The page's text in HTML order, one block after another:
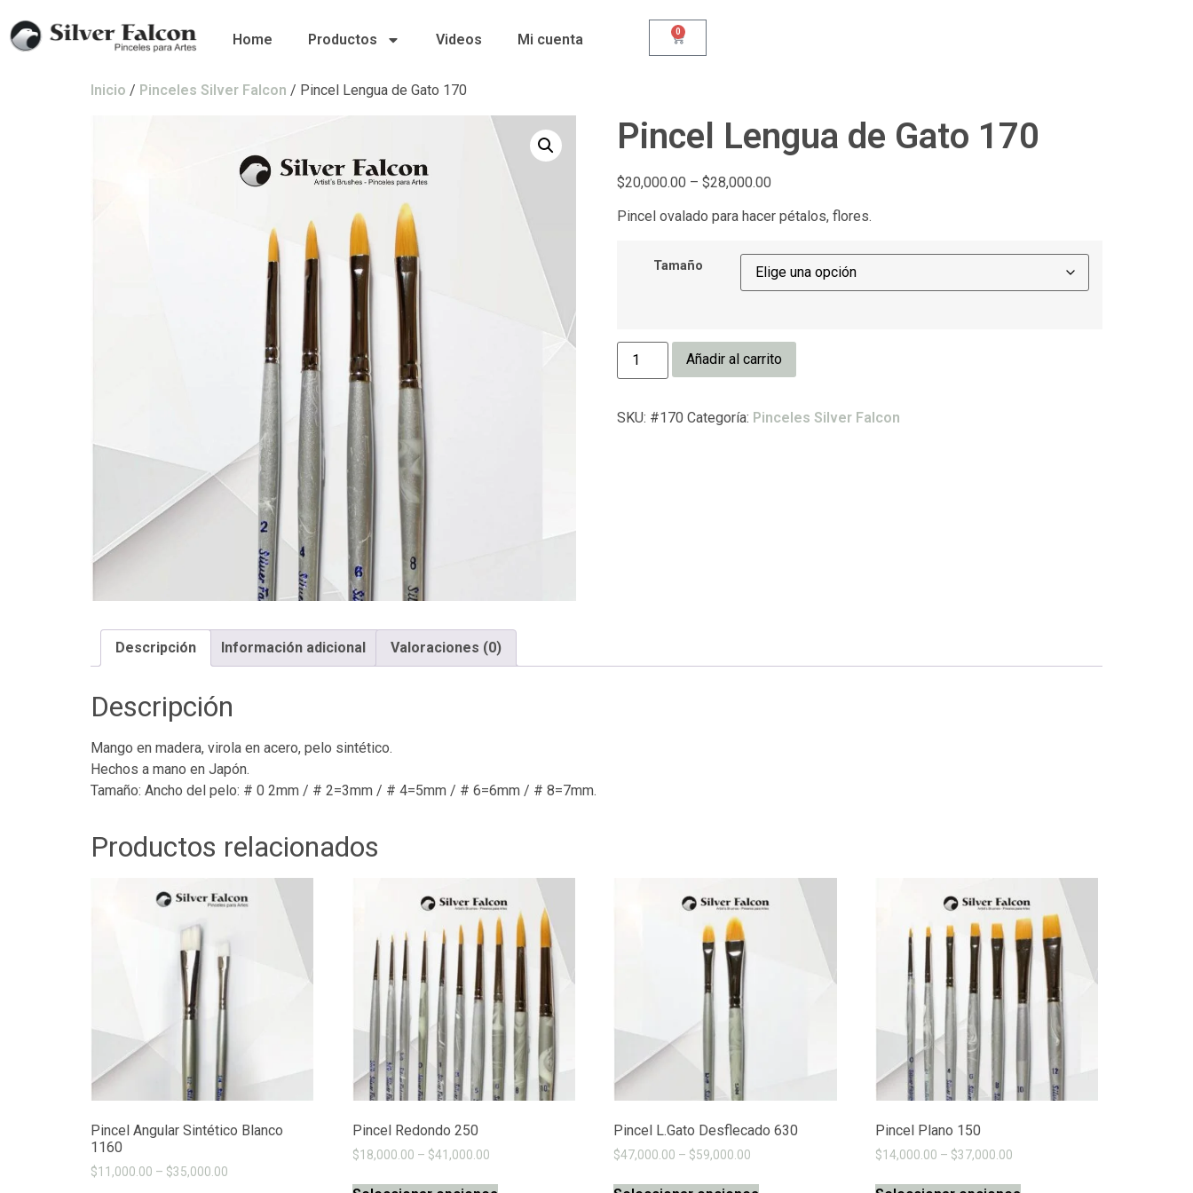
Home Productos Videos Mi cuenta 0
Inicio / Pinceles Silver Falcon / Pincel Lengua de Gato 170
Pincel Lengua de Gato 170
$20,000.00 – $28,000.00
Pincel ovalado para hacer pétalos, flores.
Tamaño
Añadir al carrito
SKU: #170 Categoría: Pinceles Silver Falcon
Descripción Información adicional Valoraciones (0)
Descripción
Mango en madera, virola en acero, pelo sintético.
Hechos a mano en Japón.
Tamaño: Ancho del pelo: # 0 2mm / # 2=3mm / # 4=5mm / # 6=6mm / # 8=7mm.
Productos relacionados
Pincel Angular Sintético Blanco
1160
$11,000.00 – $35,000.00
Pincel Redondo 250
$18,000.00 – $41,000.00
Pincel L.Gato Desflecado 630
$47,000.00 – $59,000.00
Pincel Plano 150
$14,000.00 – $37,000.00